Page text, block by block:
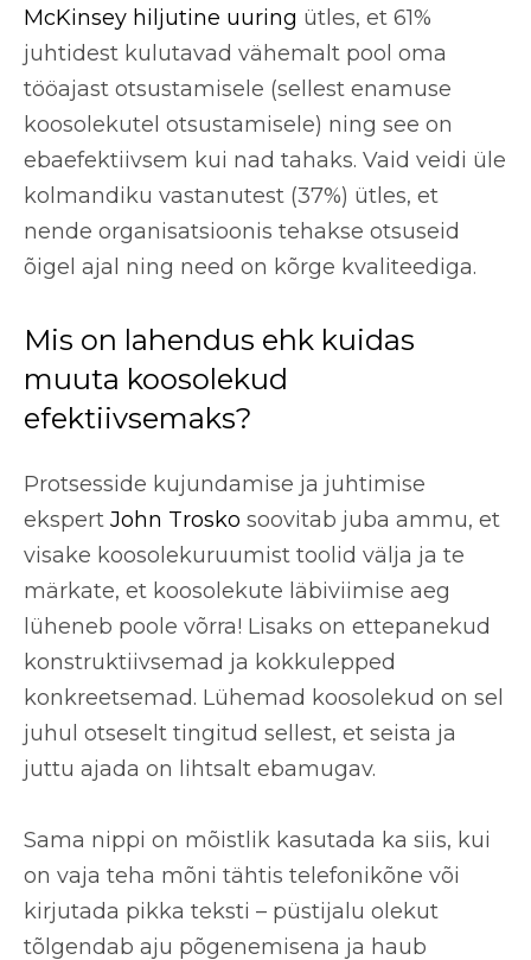
McKinsey hiljutine uuring ütles, et 61%
juhtidest kulutavad vähemalt pool oma
tööajast otsustamisele (sellest enamuse
koosolekutel otsustamisele) ning see on
ebaefektiivsem kui nad tahaks. Vaid veidi üle
kolmandiku vastanutest (37%) ütles, et
nende organisatsioonis tehakse otsuseid
õigel ajal ning need on kõrge kvaliteediga.
Mis on lahendus ehk kuidas
muuta koosolekud
efektiivsemaks?
Protsesside kujundamise ja juhtimise
ekspert John Trosko soovitab juba ammu, et
visake koosolekuruumist toolid välja ja te
märkate, et koosolekute läbiviimise aeg
lüheneb poole võrra! Lisaks on ettepanekud
konstruktiivsemad ja kokkulepped
konkreetsemad. Lühemad koosolekud on sel
juhul otseselt tingitud sellest, et seista ja
juttu ajada on lihtsalt ebamugav.
Sama nippi on mõistlik kasutada ka siis, kui
on vaja teha mõni tähtis telefonikõne või
kirjutada pikka teksti – püstijalu olekut
tõlgendab aju põgenemisena ja haub